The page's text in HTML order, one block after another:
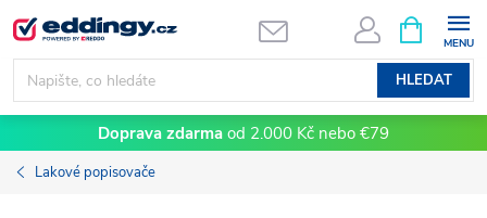
Přejít
na
obsah
HLEDAT
NÁKUPNÍ
KOŠÍK
Doprava zdarma od 2.000 Kč nebo €79
Lakové popisovače